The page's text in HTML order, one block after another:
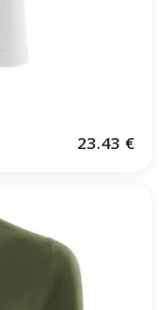
23.43 €